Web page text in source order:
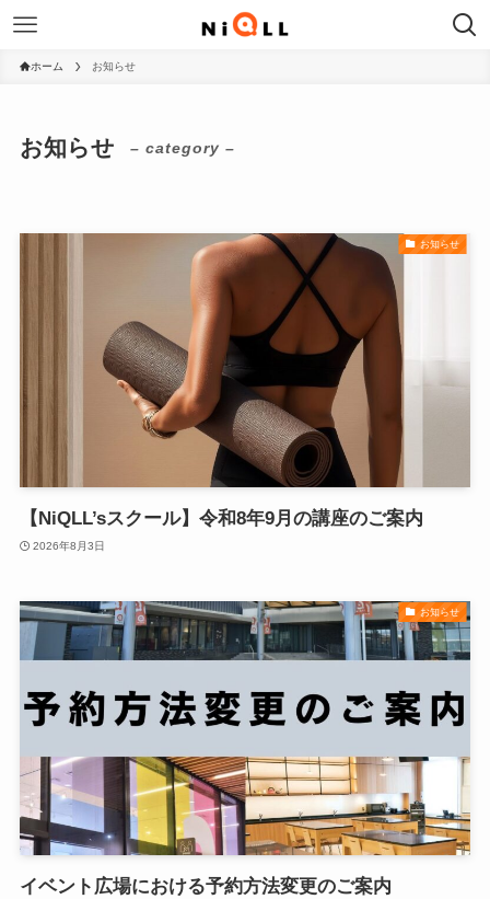
ホーム お知らせ
お知らせ – category –
お知らせ
【NiQLL’sスクール】令和8年9月の講座のご案内
2026年8月3日
お知らせ
イベント広場における予約方法変更のご案内